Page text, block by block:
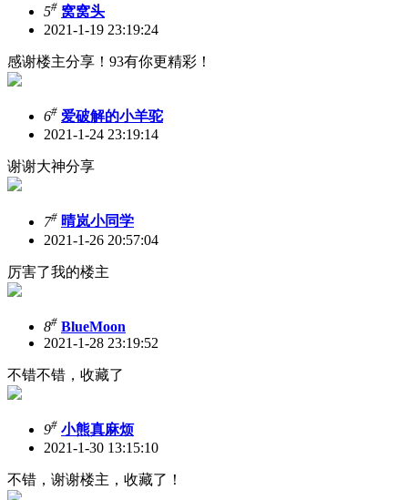
5# 窝窝头
2021-1-19 23:19:24
感谢楼主分享！93有你更精彩！
6# 爱破解的小羊驼
2021-1-24 23:19:14
谢谢大神分享
7# 晴岚小同学
2021-1-26 20:57:04
厉害了我的楼主
8# BlueMoon
2021-1-28 23:19:52
不错不错，收藏了
9# 小熊真麻烦
2021-1-30 13:15:10
不错，谢谢楼主，收藏了！